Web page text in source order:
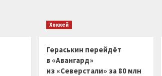
Хоккей
Гераськин перейдёт
в «Авангард»
из «Северстали» за 80 млн